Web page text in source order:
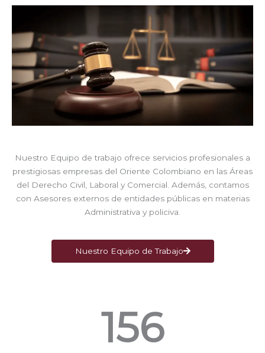
Nuestro Equipo de trabajo ofrece servicios profesionales a
prestigiosas empresas del Oriente Colombiano en las Áreas
del Derecho Civil, Laboral y Comercial. Además, contamos
con Asesores externos de entidades públicas en materias
Administrativa y policiva.
Nuestro Equipo de Trabajo
156